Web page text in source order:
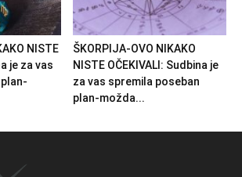
NISTE
je za vas
ŠKORPIJA-OVO NIKAKO
NISTE OČEKIVALI: Sudbina je
za vas spremila poseban
plan-možda...